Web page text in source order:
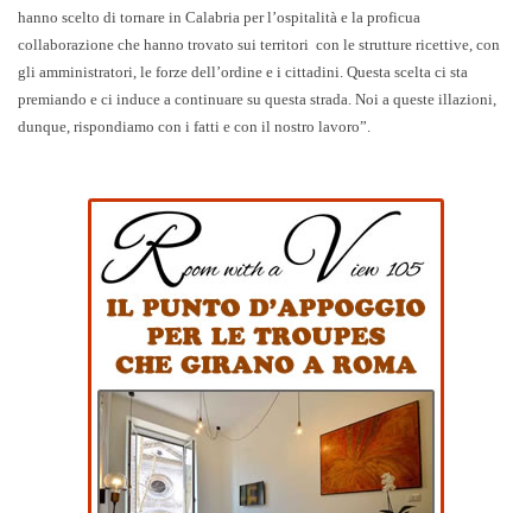
hanno scelto di tornare in Calabria per l’ospitalità e la proficua
collaborazione che hanno trovato sui territori con le strutture ricettive, con
gli amministratori, le forze dell’ordine e i cittadini. Questa scelta ci sta
premiando e ci induce a continuare su questa strada. Noi a queste illazioni,
dunque, rispondiamo con i fatti e con il nostro lavoro”.